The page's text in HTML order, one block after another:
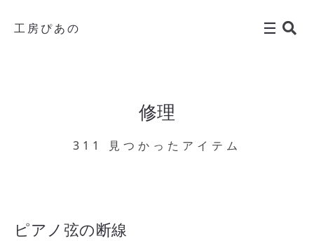
工房ぴあの
修理
311 見つかったアイテム
ピアノ弦の断線